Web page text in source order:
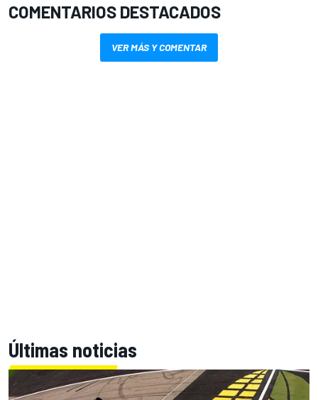
COMENTARIOS DESTACADOS
VER MÁS Y COMENTAR
Últimas noticias